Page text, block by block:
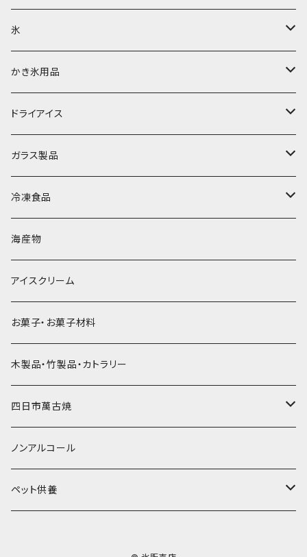
氷
富士天然水の氷
丸氷
直径70mm
直径65mm
角氷
砕氷
氷河の氷
氷アイテム
かき氷用品
かき氷シロップ
無果汁1.8Lパック
無果汁1Lパック
無添加瓶シロップ
かき氷機・かき氷器
かき氷カップ
発泡スチロール無地-使い捨て
発泡スチロールプリント柄
かき氷スプーン・スプーンストロー
プラスチック・スプーン
プラスチック・スプーンストロー
コンデンスミルク・練乳・あんこ
かき氷セット
その他かき氷用品
ドライアイス
ドライアイス3ｋｇ
ドライアイス4ｋｇ
ドライアイス5ｋｇ
ドライアイス8ｋｇ
ドライアイス10ｋｇ
ドライアイス15ｋｇ
ドライアイス20ｋｇ
ドライアイス25ｋｇ
ガラス製品
オンザロック・グラス
ビール・グラス
タンブラー
かき氷器
冷凍食品
肉まん・あんまん
パスタ・スパゲッティ
惣菜
海産物
アイスクリーム
お菓子・お菓子材料
木製品・竹製品・カトラリー
四日市萬古焼
土鍋・土釜
一般土鍋
皿・椀・丼・小物
ノンアルコール
ペット供養